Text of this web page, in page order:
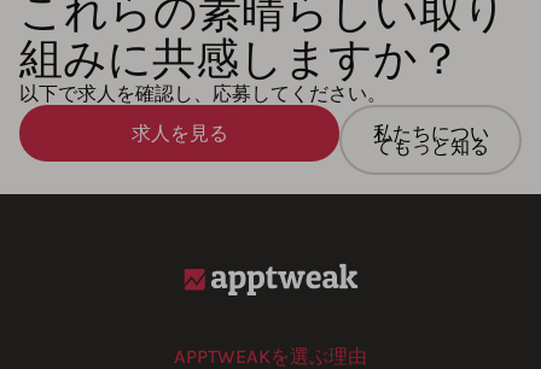
組みに共感しますか？
以下で求人を確認し、応募してください。
求人を見る
私たちについ
てもっと知る
APPTWEAKを選ぶ理由